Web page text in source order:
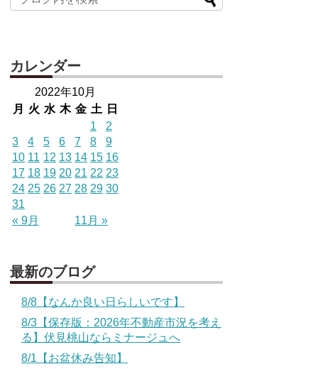
カレンダー
2022年10月
月
火 水 木 金 土 日
« 9月 11月 »
1
2
3
4 5 6 7 8
9
10 11 12 13 14 15 16
17 18 19 20 21 22 23
24 25 26 27 28 29 30
31
最新のブログ
8/8【なんか良い日らしいです】
8/3【保存版：2026年不動産市況を考え
る】伏見桃山ならミナージュへ
8/1【お盆休み告知】